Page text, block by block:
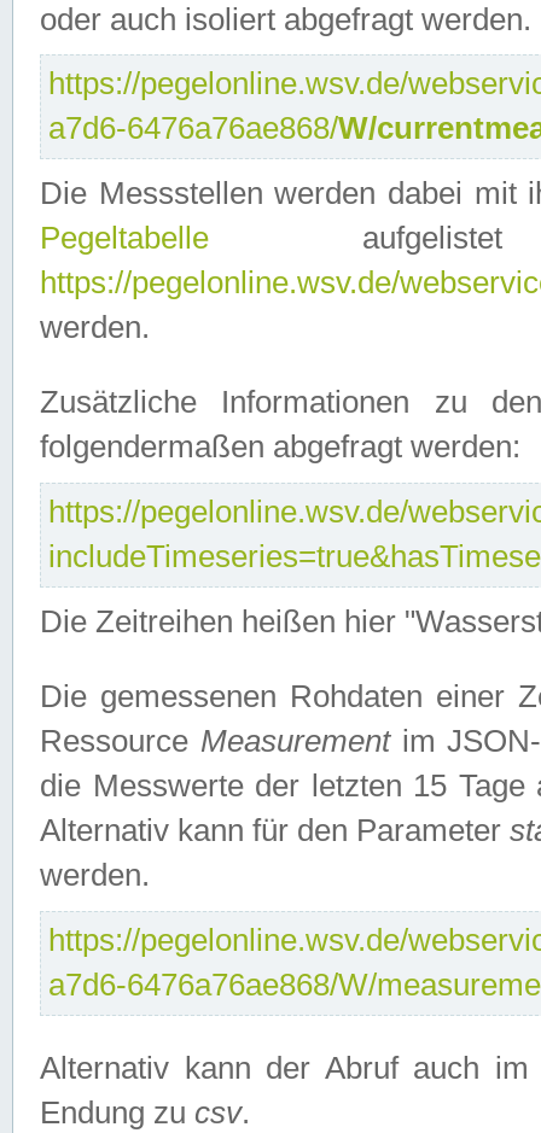
oder auch isoliert abgefragt werden.
https://pegelonline.wsv.de/
a7d6-6476a76ae868/W/
Die Messstellen werden dabei mit
Pegeltabelle
https://pegelonline.wsv.de/
werden.
Zusätzliche Informationen zu
folgendermaßen abgefragt werden:
https://pegelonline.wsv.de/
Die Zeitreihen heißen hier
Die gemessenen Rohdaten einer
Ressource Measurementim JSON-
die Messwerte der letzten 15
Alternativ kann für den Parameter
werden.
https://pegelonline.wsv.de/
a7d6-6476a76ae868/W/
Alternativ kann der Abruf auch
Endung zu csv.